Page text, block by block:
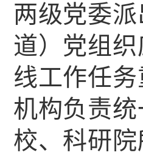
两级党委
道）党组
线工作任
机构负责
校、科研